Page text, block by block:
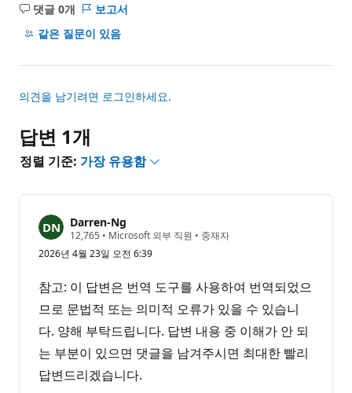
댓글 0개
설
명
음
보고서
같은 질문이 있음
의견을 남기려면 로그인하세요.
답변 1개
정렬 기준: 가장 유용함
Darren-Ng
12,765 평
포
트
• Microsoft 외부 직원 • 중재자
2026년 4월 23일 오전 6:39
참고: 이 답변은 번역 도구를 사용하여 번역되었으
므로 문법적 또는 의미적 오류가 있을 수 있습니
다. 양해 부탁드립니다. 답변 내용 중 이해가 안 되
는 부분이 있으면 댓글을 남겨주시면 최대한 빨리
답변드리겠습니다.